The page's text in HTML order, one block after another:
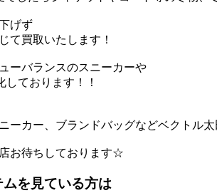
げず
て買取いたします！
ーバランスのスニーカーや
しております！！
ーカー、ブランドバッグなどベクトル太
お待ちしております☆
ムを見ている方は